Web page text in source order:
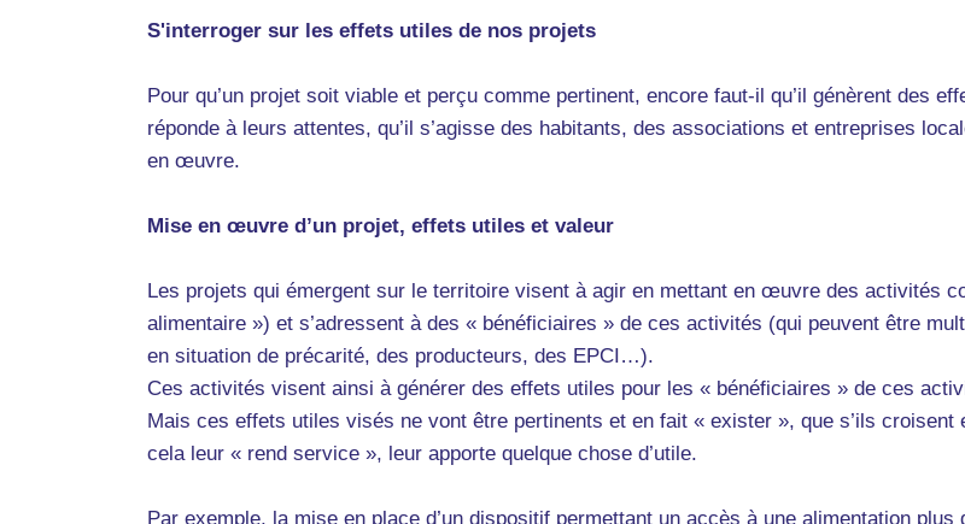
S'interroger sur les effets utiles de nos projets
Pour qu’un projet soit viable et perçu comme pertinent, encore faut-il qu’il génèrent des
réponde à leurs attentes, qu’il s’agisse des habitants, des associations et entreprises
en œuvre.
Mise en œuvre d’un projet, effets utiles et valeur
Les projets qui émergent sur le territoire visent à agir en mettant en œuvre des activités
alimentaire ») et s’adressent à des « bénéficiaires » de ces activités (qui peuvent être
en situation de précarité, des producteurs, des EPCI…).
Ces activités visent ainsi à générer des effets utiles pour les « bénéficiaires » de ces
Mais ces effets utiles visés ne vont être pertinents et en fait « exister », que s’ils
cela leur « rend service », leur apporte quelque chose d’utile.
Par exemple, la mise en place d’un dispositif permettant un accès à une alimentation